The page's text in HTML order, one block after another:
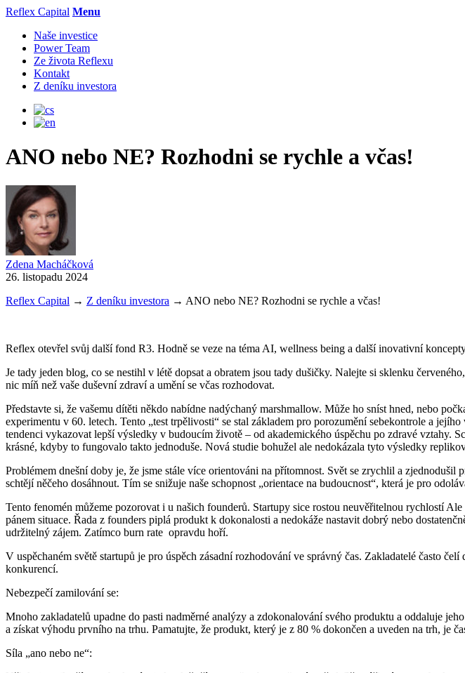
Reflex Capital Menu
Naše investice
Power Team
Ze života Reflexu
Kontakt
Z deníku investora
ANO nebo NE? Rozhodni se rychle a včas!
Zdena Macháčková
26. listopadu 2024
Reflex Capital → Z deníku investora → ANO nebo NE? Rozhodni se rychle a včas!
Reflex otevřel svůj další fond R3. Hodně se veze na téma AI, wellness being a další inovativní
Je tady jeden blog, co se nestihl v létě dopsat a obratem jsou tady dušičky. Nalejte si sklenku
nic míň než vaše duševní zdraví a umění se včas rozhodovat.
Představte si, že vašemu dítěti někdo nabídne nadýchaný marshmallow. Může ho sníst hned, nebo
experimentu v 60. letech. Tento „test trpělivosti“ se stal základem pro porozumění sebekontrole a
tendenci vykazovat lepší výsledky v budoucím životě – od akademického úspěchu po zdravé
krásné, kdyby to fungovalo takto jednoduše. Nová studie bohužel ale nedokázala tyto výsledky
Problémem dnešní doby je, že jsme stále více orientováni na přítomnost. Svět se zrychlil a
schtějí něčeho dosáhnout. Tím se snižuje naše schopnost „orientace na budoucnost“, která je pro
Tento fenomén můžeme pozorovat i u našich founderů. Startupy sice rostou neuvěřitelnou rychlostí
pánem situace. Řada z founders piplá produkt k dokonalosti a nedokáže nastavit dobrý nebo
udržitelný zájem. Zatímco burn rate opravdu hoří.
V uspěchaném světě startupů je pro úspěch zásadní rozhodování ve správný čas. Zakladatelé často
konkurencí.
Nebezpečí zamilování se:
Mnoho zakladatelů upadne do pasti nadměrné analýzy a zdokonalování svého produktu a oddaluje
a získat výhodu prvního na trhu. Pamatujte, že produkt, který je z 80 % dokončen a uveden na trh, je
Síla „ano nebo ne“: